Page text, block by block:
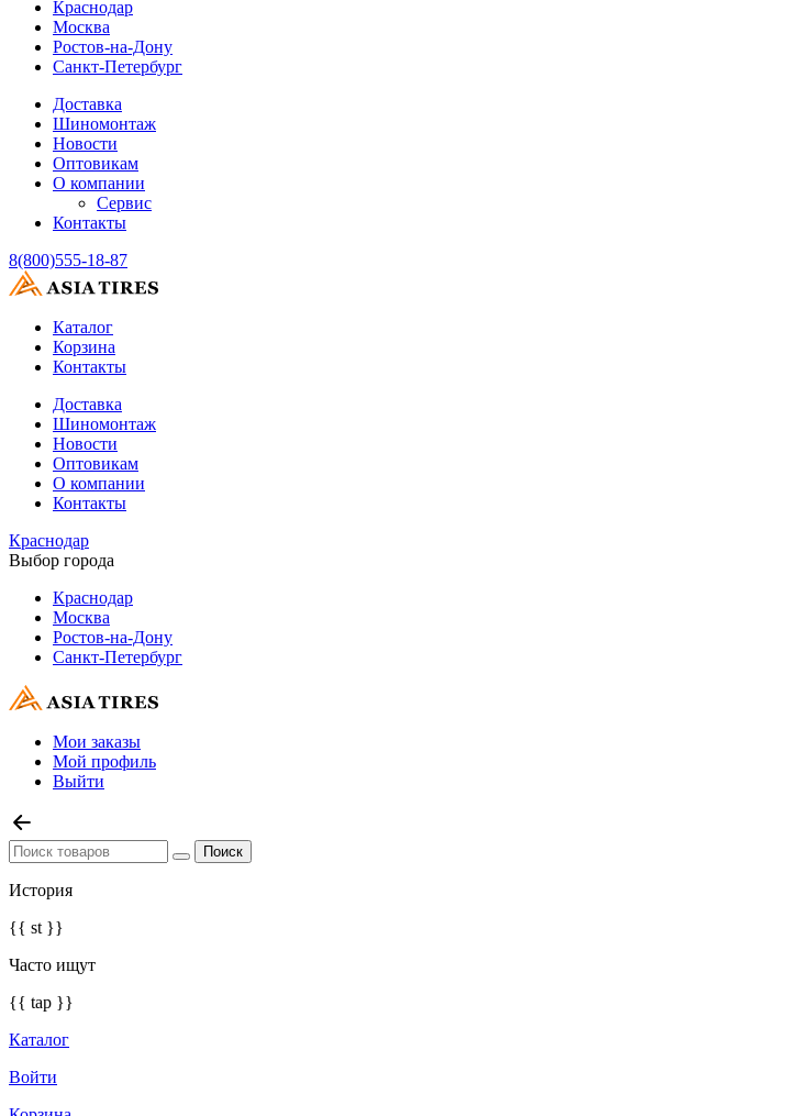
Краснодар
Москва
Ростов-на-Дону
Санкт-Петербург
Доставка
Шиномонтаж
Новости
Оптовикам
О компании
Сервис
Контакты
8(800)555-18-87
Каталог
Корзина
Контакты
Доставка
Шиномонтаж
Новости
Оптовикам
О компании
Контакты
Краснодар
Выбор города
Краснодар
Москва
Ростов-на-Дону
Санкт-Петербург
Мои заказы
Мой профиль
Выйти
История
{{ st }}
Часто ищут
{{ tap }}
Каталог
Войти